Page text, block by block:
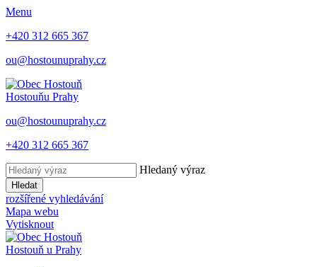
Menu
+420 312 665 367
ou@hostounuprahy.cz
Hostouňu Prahy
ou@hostounuprahy.cz
+420 312 665 367
Hledaný výraz
Hledat
rozšířené vyhledávání
Mapa webu
Vytisknout
Hostouň u Prahy